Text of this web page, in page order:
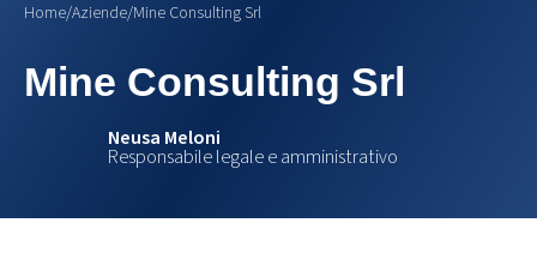
Home/Aziende/Mine Consulting Srl
Mine Consulting Srl
Neusa Meloni
Responsabile legale e amministrativo